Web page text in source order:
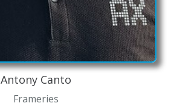
Antony Canto
Frameries